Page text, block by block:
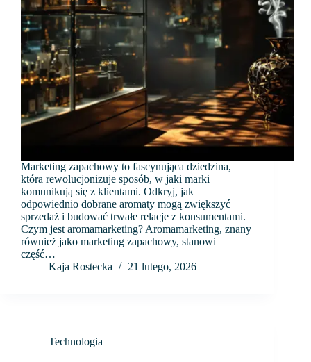
Marketing zapachowy to fascynująca dziedzina,
która rewolucjonizuje sposób, w jaki marki
komunikują się z klientami. Odkryj, jak
odpowiednio dobrane aromaty mogą zwiększyć
sprzedaż i budować trwałe relacje z konsumentami.
Czym jest aromamarketing? Aromamarketing, znany
również jako marketing zapachowy, stanowi
część…
Kaja Rostecka
21 lutego, 2026
Technologia